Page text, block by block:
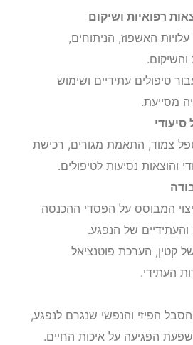
רפואיות ושיקום
האשפוז, הניתוחים,
טיפולים עתידיים ושימוש
מסייעת.
סיעודי
צמוד, התאמת מגורים, רכישת
והוצאות נסיעות לטיפולים.
המבוסס על הפסדי ההכנסה
והעתידיים של הנפגע.
קטין, הערכת פוטנציאל
העתידי.
הסבל הפיזי והנפשי שנגרם לנפגע,
הפגיעה על איכות החיים.